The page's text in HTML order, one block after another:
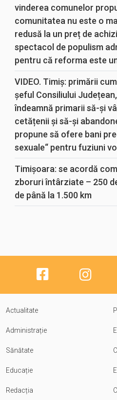
vinderea comunelor
comunitatea nu este o
redusă la un preț de
spectacol de populism
pentru că reforma este
VIDEO. Timiș: primării
șeful Consiliului
îndeamnă primarii să-și
cetățenii și să-și
propune să ofere bani
sexuale“ pentru fuziuni
Timișoara: se acordă
zboruri întârziate – 250
de până la 1.500 km
Actualitate
Administrație
Sănătate
Educație
Redacția